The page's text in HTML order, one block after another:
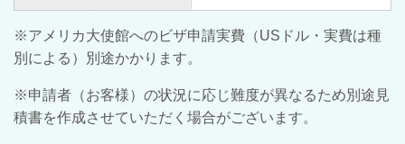
※アメリカ大使館へのビザ申請実費（USドル・実費は種
別による）別途かかります。
※申請者（お客様）の状況に応じ難度が異なるため別途見
積書を作成させていただく場合がございます。